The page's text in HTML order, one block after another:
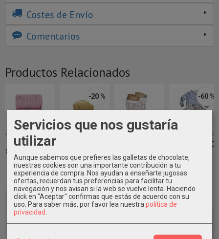
Costes de Envío
Comentarios
Productos Relacionados
Leotardos
CÓNDOR - Rosa
Palo 526
13,90 €
-20 %
Roble 317
11,12 €
13,90 €
ALGODÓN
CALADO
6,50 €
-60 %
CAMISA NIÑO
M/LARGA
8,80 €
21,99 €
Servicios que nos gustaría
utilizar
Aunque sabemos que prefieres las galletas de chocolate,
nuestras cookies son una importante contribución a tu
experiencia de compra. Nos ayudan a enseñarte jugosas
ofertas, recuerdan tus preferencias para facilitar tu
navegación y nos avisan si la web se vuelve lenta. Haciendo
click en "Aceptar" confirmas que estás de acuerdo con su
uso. Para saber más, por favor lea nuestra política de
privacidad